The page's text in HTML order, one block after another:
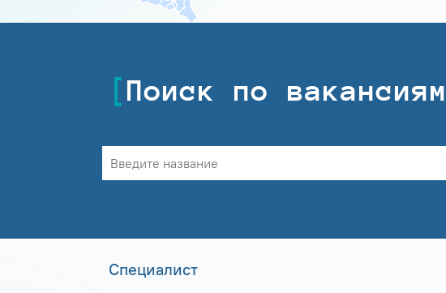
Поиск по вакансиям
Специалист